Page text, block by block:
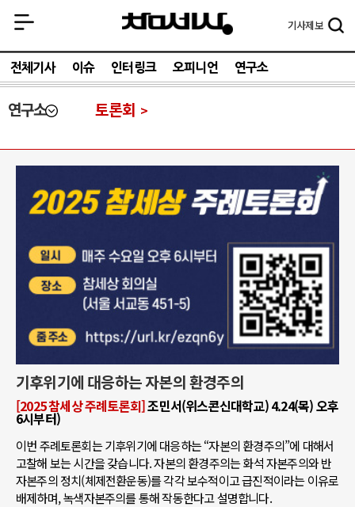
기사제보
전체기사 이슈 인터링크 오피니언 연구소
연구소 토론회
기후위기에 대응하는 자본의 환경주의
[2025 참세상 주례토론회]조민서(위스콘신대학교) 4.24(목) 오후
6시부터)
이번 주례토론회는 기후위기에 대응하는 “자본의 환경주의”에 대해서
고찰해 보는 시간을 갖습니다. 자본의 환경주의는 화석 자본주의와 반
자본주의 정치(체제전환운동)를 각각 보수적이고 급진적이라는 이유로
배제하며, 녹색자본주의를 통해 작동한다고 설명합니다.